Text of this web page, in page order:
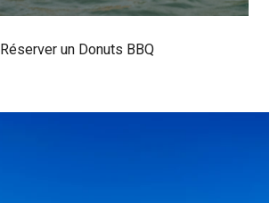
Réserver un Donuts BBQ